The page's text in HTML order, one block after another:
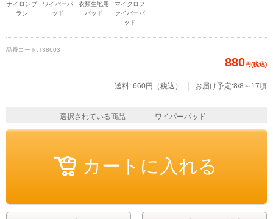
ナイロンブ
ラシ
ワイパーパ
ッド
衣類生地用
パッド
マイクロフ
ァイバーパ
ッド
品番コード:T38603
880円(税込)
送料: 660円（税込） お届け予定:8/8～17頃
選択されている商品 ワイパーパッド